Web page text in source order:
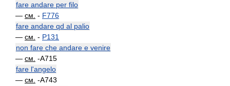
fare andare per filo
— см. - F776
fare andare qd al palio
— см. - P131
non fare che andare e venire
— см. -A715
fare l'angelo
— см. -A743